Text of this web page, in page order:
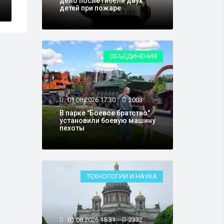
детей при пожаре
ОБЪЕДИНЕНИЯ
01.08.2026 17:30 2003
В парке "Боевое братство"
установили боевую машину
пехоты
ТЕХНОЛОГИИ И НАУКА
01.08.2026 15:31 2332